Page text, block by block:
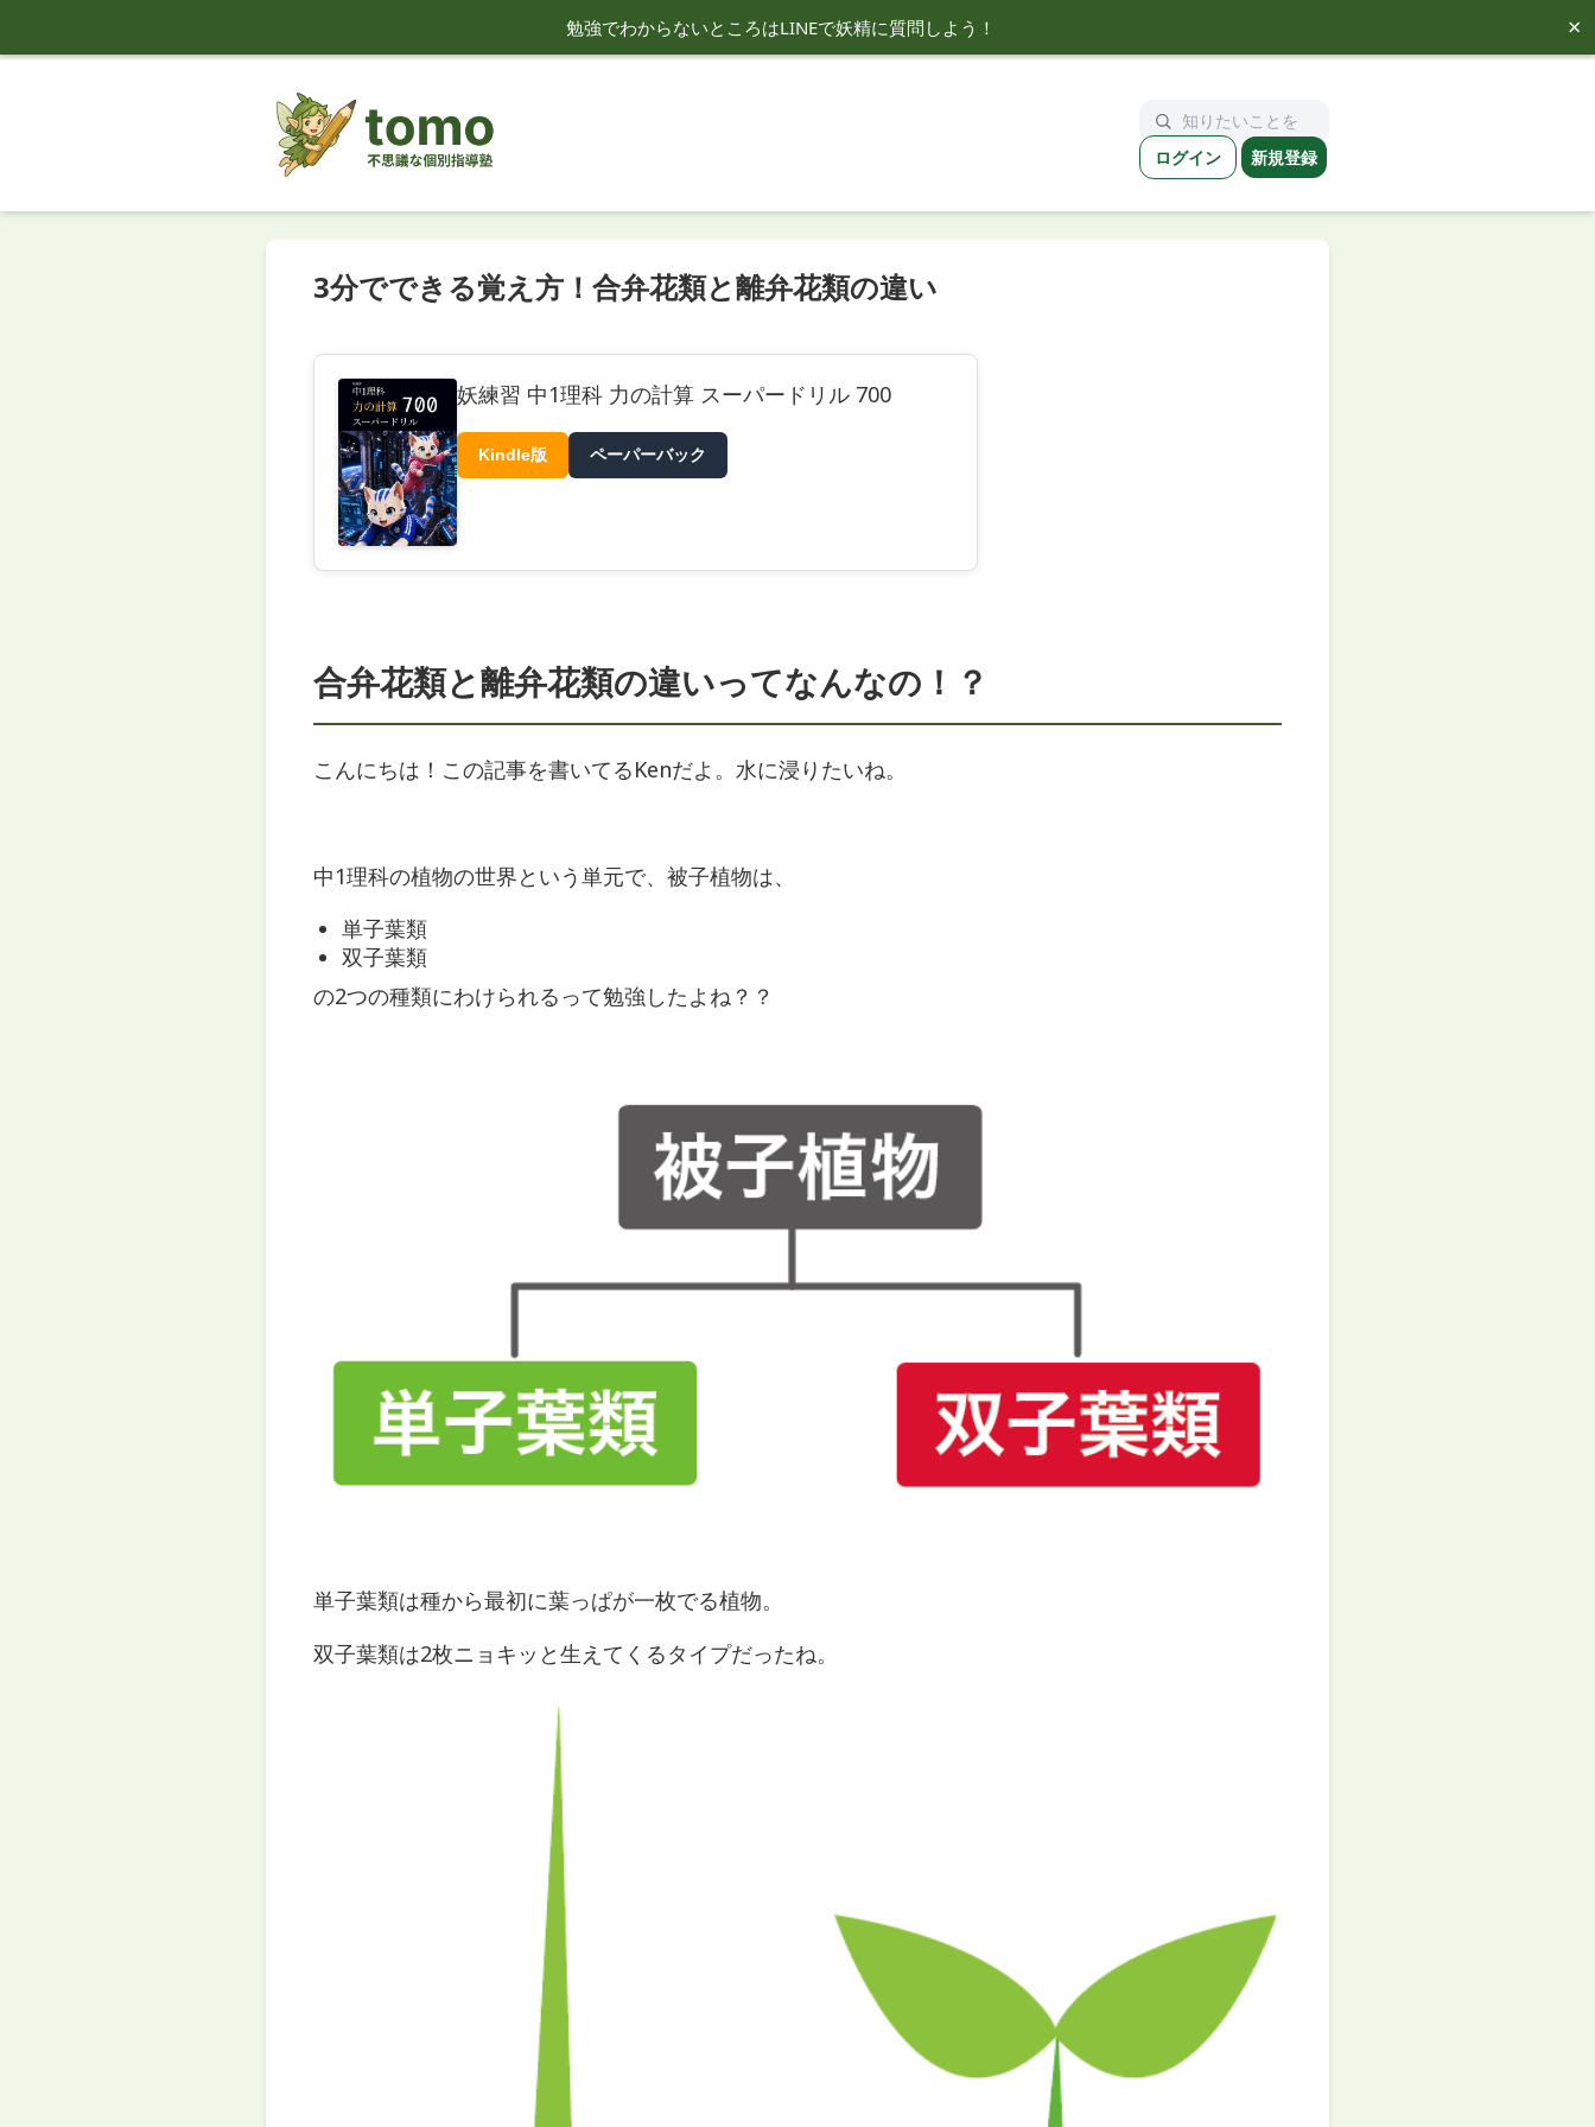
勉強でわからないところはLINEで妖精に質問しよう！ ×
tomo ログイン 新規登録
3分でできる覚え方！合弁花類と離弁花類の違い
妖練習 中1理科 力の計算 スーパードリル 700
Kindle版 ペーパーバック
合弁花類と離弁花類の違いってなんなの！？
こんにちは！この記事を書いてるKenだよ。水に浸りたいね。
中1理科の植物の世界という単元で、被子植物は、
単子葉類
双子葉類
の2つの種類にわけられるって勉強したよね？？
単子葉類は種から最初に葉っぱが一枚でる植物。
双子葉類は2枚ニョキッと生えてくるタイプだったね。